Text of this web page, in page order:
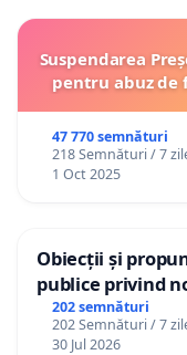
Suspendarea
pentru abuz de
47 770 semnături
218 Semnături / 7
1 Oct 2025
Obiecții și
publice privind
(PUG) Ialoveni
202 semnături
202 Semnături / 7
30 Jul 2026